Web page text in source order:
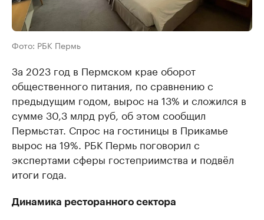
Фото: РБК Пермь
За 2023 год в Пермском крае оборот
общественного питания, по сравнению с
предыдущим годом, вырос на 13% и сложился в
сумме 30,3 млрд руб, об этом сообщил
Пермьстат. Спрос на гостиницы в Прикамье
вырос на 19%. РБК Пермь поговорил с
экспертами сферы гостеприимства и подвёл
итоги года.
Динамика ресторанного сектора